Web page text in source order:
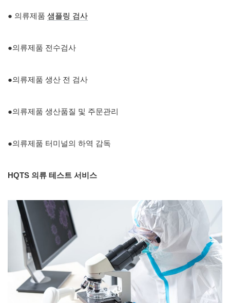
● 의류제품 샘플링 검사
●의류제품 전수검사
●의류제품 생산 전 검사
●의류제품 생산품질 및 주문관리
●의류제품 터미널의 하역 감독
HQTS 의류 테스트 서비스